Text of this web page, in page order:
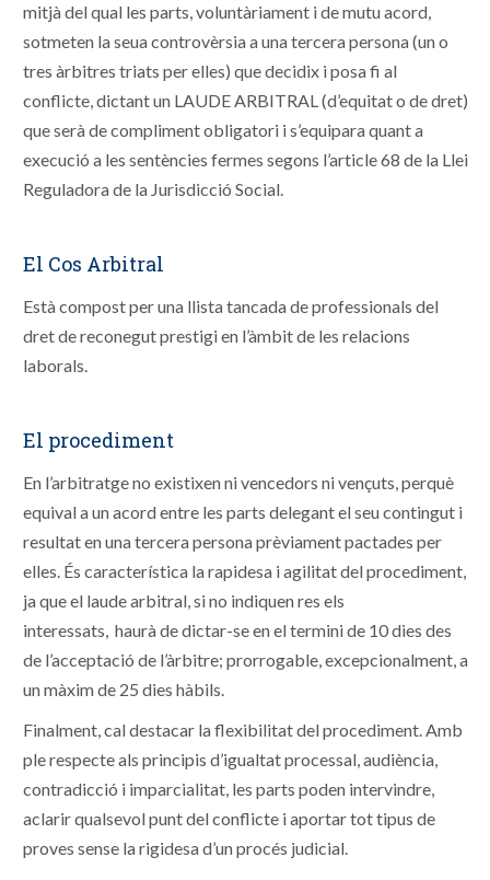
mitjà del qual les parts, voluntàriament i de mutu acord,
sotmeten la seua controvèrsia a una tercera persona (un o
tres àrbitres triats per elles) que decidix i posa fi al
conflicte, dictant un LAUDE ARBITRAL (d’equitat o de dret)
que serà de compliment obligatori i s’equipara quant a
execució a les sentències fermes segons l’article 68 de la Llei
Reguladora de la Jurisdicció Social.
El Cos Arbitral
Està compost per una llista tancada de professionals del
dret de reconegut prestigi en l’àmbit de les relacions
laborals.
El procediment
En l’arbitratge no existixen ni vencedors ni vençuts, perquè
equival a un acord entre les parts delegant el seu contingut i
resultat en una tercera persona prèviament pactades per
elles. És característica la rapidesa i agilitat del procediment,
ja que el laude arbitral, si no indiquen res els
interessats, haurà de dictar-se en el termini de 10 dies des
de l’acceptació de l’àrbitre; prorrogable, excepcionalment, a
un màxim de 25 dies hàbils.
Finalment, cal destacar la flexibilitat del procediment. Amb
ple respecte als principis d’igualtat processal, audiència,
contradicció i imparcialitat, les parts poden intervindre,
aclarir qualsevol punt del conflicte i aportar tot tipus de
proves sense la rigidesa d’un procés judicial.